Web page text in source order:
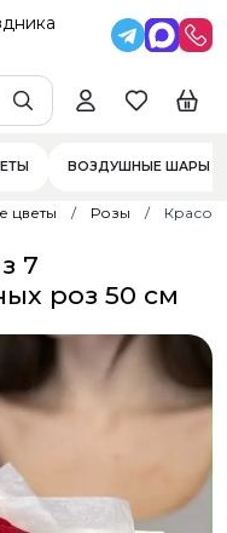
ВОЗДУШНЫЕ ШАРЫ
цветы Розы
7
роз 50 см